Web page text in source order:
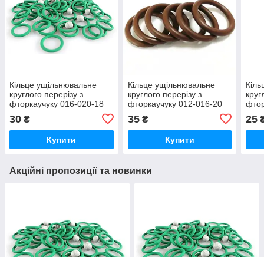
Кільце ущільнювальне
круглого перерізу з
фторкаучуку 016-020-18
FKM зелене , термостійке
30 ₴
Купити
Кільце ущільнювальне
круглого перерізу з
фторкаучуку 012-016-20
термостійке
35₴
Купити
25
Акційні пропозиції та новинки